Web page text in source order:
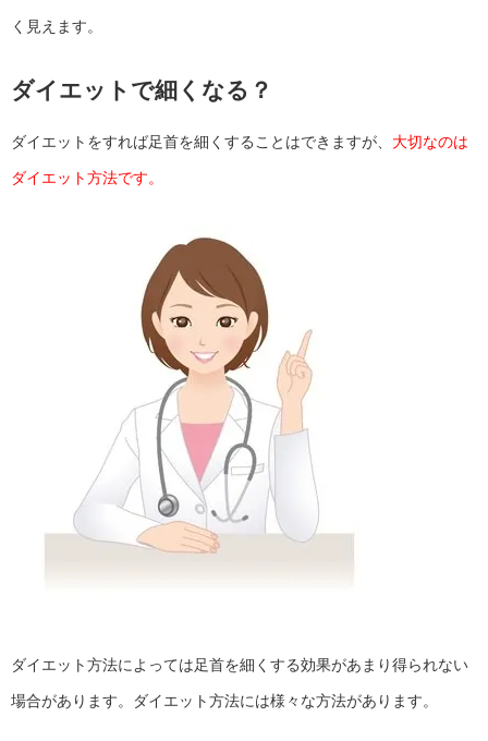
く見えます。
ダイエットで細くなる？
ダイエットをすれば足首を細くすることはできますが、 大切なのは
ダイエット方法です。
ダイエット方法によっては足首を細くする効果があまり得られない
場合があります。ダイエット方法には様々な方法があります。